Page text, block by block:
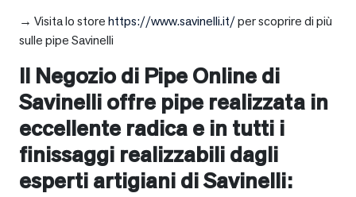
→ Visita lo storehttps://www.savinelli.it/per scoprire di più
sulle pipe Savinelli
Il Negozio di Pipe Online di
Savinelli offre pipe realizzata in
eccellente radica e in tutti i
finissaggi realizzabili dagli
esperti artigiani di Savinelli: